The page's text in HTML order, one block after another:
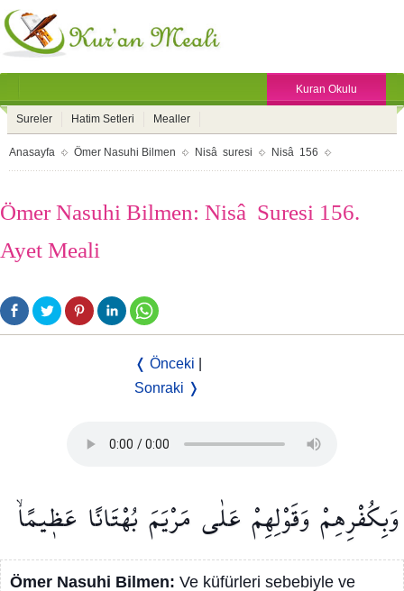
Kuran Okulu
Sureler Hatim Setleri Mealler
Anasayfa Ömer Nasuhi Bilmen Nisâ suresi Nisâ 156
Ömer Nasuhi Bilmen: Nisâ Suresi 156.
Ayet Meali
❬ Önceki
Sonraki ❭
وَبِكُفْرِهِمْوَقَوْلِهِمْ عَلٰى مَرْيَمَبُهْتَانًا عَظ۪يمًاۙ
Ömer Nasuhi Bilmen: Ve küfürleri sebebiyle ve